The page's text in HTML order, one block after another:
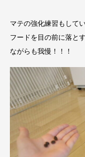
マテの強化練習もして
フードを目の前に落と
ながらも我慢！！！